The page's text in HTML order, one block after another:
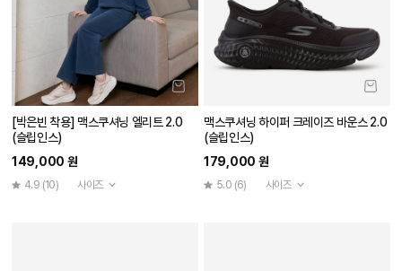
[박은빈 착용] 맥스쿠셔닝 엘리트 2.0
(슬립인스)
149,000 원
4.9 (10) 사이즈
맥스쿠셔닝 하이퍼 크레이즈 바운스 2.0
(슬립인스)
179,000 원
5.0 (6) 사이즈